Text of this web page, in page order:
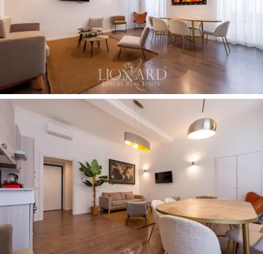
móveis de veludo coloridos.Dois quartos possuem
banheiro privativo; o terceiro é servido por um
banheiro separado no corredor.
As casas de banho caracterizam-se por acabamentos
em materiais nobres.Mármore preto com veios
brancos
mármore verde 'Imperatore'
superfícies,bancadas em nogueira
torneiras
embutidas cromadas ou pretascriam contrastes de
cores marcantes, mantendo um elevado padrão de
qualidade.